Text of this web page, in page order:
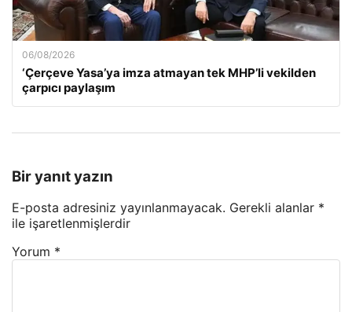
06/08/2026
‘Çerçeve Yasa’ya imza atmayan tek MHP’li vekilden
çarpıcı paylaşım
Bir yanıt yazın
E-posta adresiniz yayınlanmayacak. Gerekli alanlar *
ile işaretlenmişlerdir
Yorum *